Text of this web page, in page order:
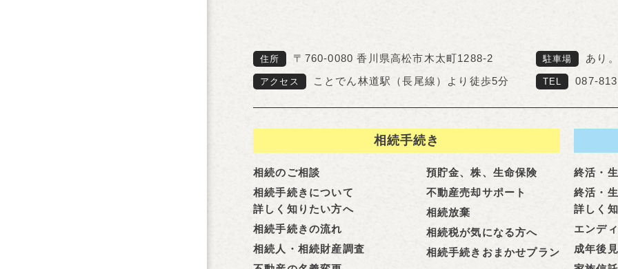
住所 〒760-0080 香川県高松市木太町1288-2 駐車場 あり
アクセス ことでん林道駅（長尾線）より徒歩5分 TEL 087-
相続手続き
相続のご相談
相続手続きについて
詳しく知りたい方へ
相続手続きの流れ
相続人・相続財産調査
預貯金、株、生命保険
不動産売却サポート
相続放棄
相続税が気になる方へ
相続手続きおまかせプラン
終活・
終活・
詳しく
エンデ
成年後